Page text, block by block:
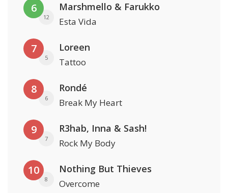
6
12
Marshmello & Farukko
Esta Vida
7
5
Loreen
Tattoo
8
6
Rondé
Break My Heart
9
7
R3hab, Inna & Sash!
Rock My Body
10
8
Nothing But Thieves
Overcome